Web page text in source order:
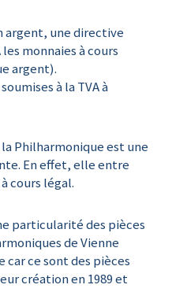
argent, une directive
monnaies à cours
argent).
à la TVA à
Philharmonique est une
En effet, elle entre
cours légal.
particularité des pièces
de Vienne
ce sont des pièces
création en 1989 et